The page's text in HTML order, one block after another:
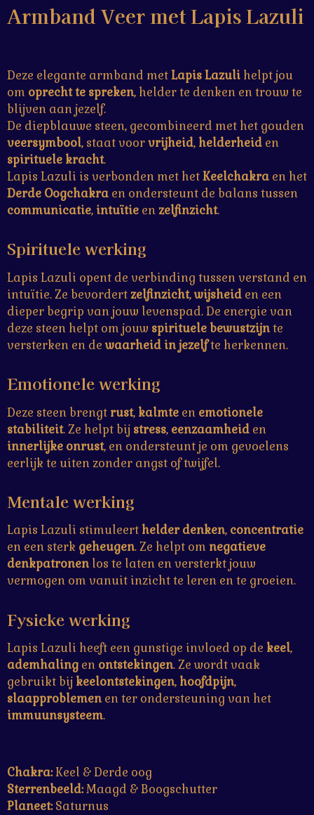
n
g
s
t
e
r
r
e
n
e
r
e
r
e
n
e
r
e
n
e
r
e
n
e
r
e
n
e
n
Armband Veer met Lapis Lazuli
Deze elegante armband metLapis Lazuli helpt jou
om oprecht te spreken, helder te denken en trouw te
blijven aan jezelf.
De diepblauwe steen, gecombineerd met het gouden
veersymbool, staat voorvrijheid, helderheid en
spirituele kracht.
Lapis Lazuli is verbonden met hetKeelchakra en het
Derde Oogchakra en ondersteunt de balans tussen
communicatie, intuïtie en zelfinzicht.
Spirituele werking
Lapis Lazuli opent de verbinding tussen verstand en
intuïtie. Ze bevordert zelfinzicht,wijsheid en een
dieper begrip van jouw levenspad. De energie van
deze steen helpt om jouw spirituele bewustzijnte
versterken en dewaarheid in jezelfte herkennen.
Emotionele werking
Deze steen brengt rust, kalmte en emotionele
stabiliteit. Ze helpt bij stress, eenzaamheid en
innerlijke onrust, en ondersteunt je om gevoelens
eerlijk te uiten zonder angst of twijfel.
Mentale werking
Lapis Lazuli stimuleert helder denken, concentratie
en een sterk geheugen. Ze helpt om negatieve
denkpatronenlos te laten en versterkt jouw
vermogen om vanuit inzicht te leren en te groeien.
Fysieke werking
Lapis Lazuli heeft een gunstige invloed op de keel,
ademhaling en ontstekingen. Ze wordt vaak
gebruikt bij keelontstekingen, hoofdpijn,
slaapproblemenen ter ondersteuning van het
immuunsysteem.
Chakra:Keel & Derde oog
Sterrenbeeld:Maagd & Boogschutter
Planeet:Saturnus